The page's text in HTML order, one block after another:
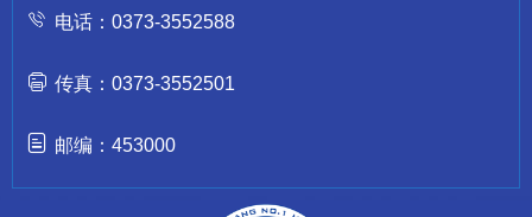
电话：0373-3552588
传真：0373-3552501
邮编：453000